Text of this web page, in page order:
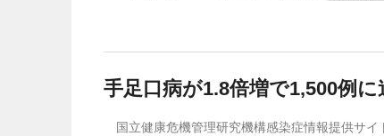
手足口病が1.8倍増で1,500例に
国立健康危機管理研究機構感染症情報提供サイ